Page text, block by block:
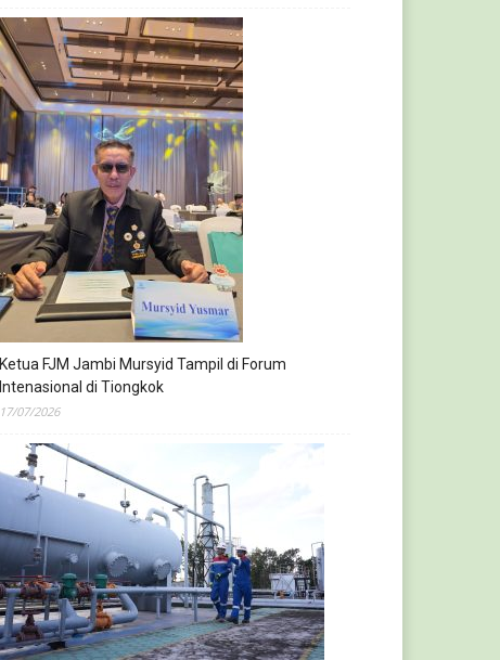
Ketua FJM Jambi Mursyid Tampil di Forum
Intenasional di Tiongkok
17/07/2026